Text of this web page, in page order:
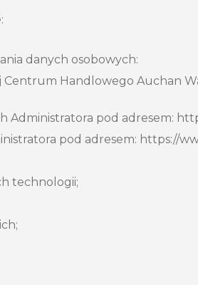
danych osobowych:
Handlowego Auchan
pod adresem:
pod adresem: https://
technologii;